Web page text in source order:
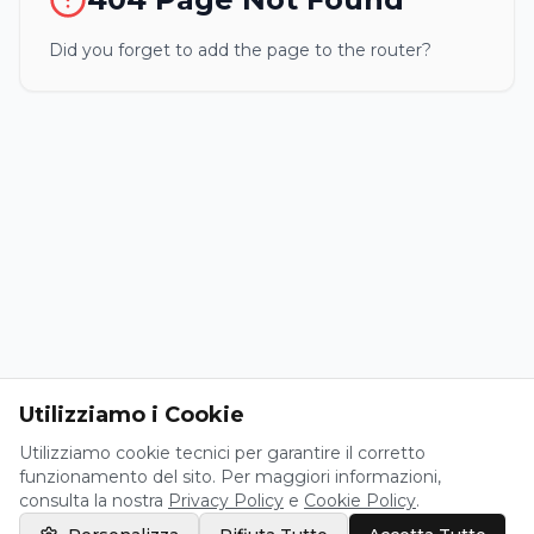
Did you forget to add the page to the router?
Utilizziamo i Cookie
Utilizziamo cookie tecnici per garantire il corretto
funzionamento del sito. Per maggiori informazioni,
consulta la nostra Privacy Policy e Cookie Policy.